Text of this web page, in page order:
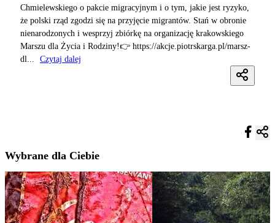
Chmielewskiego o pakcie migracyjnym i o tym, jakie jest ryzyko,
że polski rząd zgodzi się na przyjęcie migrantów. Stań w obronie
nienarodzonych i wesprzyj zbiórkę na organizację krakowskiego
Marszu dla Życia i Rodziny!👉 https://akcje.piotrskarga.pl/marsz-
dl...
Czytaj dalej
Wybrane dla Ciebie